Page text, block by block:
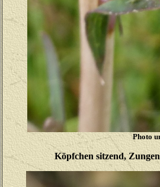
Photo
Köpfchen sitzend,